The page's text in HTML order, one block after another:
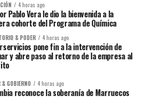
4 horas ago
Pablo Vera le dio la bienvenida a la
cohorte del Programa de Química
& PODER 4 horas ago
pone fin a la intervención de
y abre paso al retorno de la empresa al
& GOBIERNO 4 horas ago
reconoce la soberanía de Marruecos